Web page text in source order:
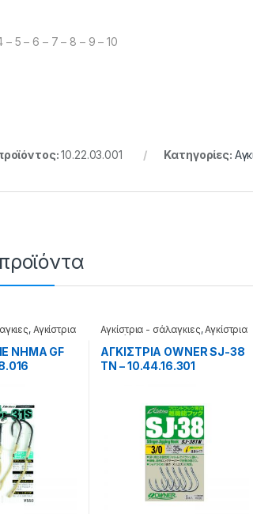
– 5 – 6 – 7 – 8 – 9 – 10
10.22.03.001 Κατηγορίες:
, Αγκίστρια
ΝΗΜΑ GF
Αγκίστρια - σάλαγκιες,Αγκίστρια
σε φάκελα
ΑΓΚΙΣΤΡΙΑ OWNER SJ-38
TN – 10.44.16.301